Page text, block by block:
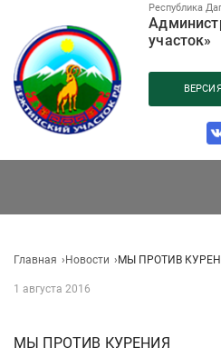
содержанию
Республика
участок»
Главная Новости МЫ ПРОТИВ
1 августа 2016
МЫ ПРОТИВ КУРЕНИЯ